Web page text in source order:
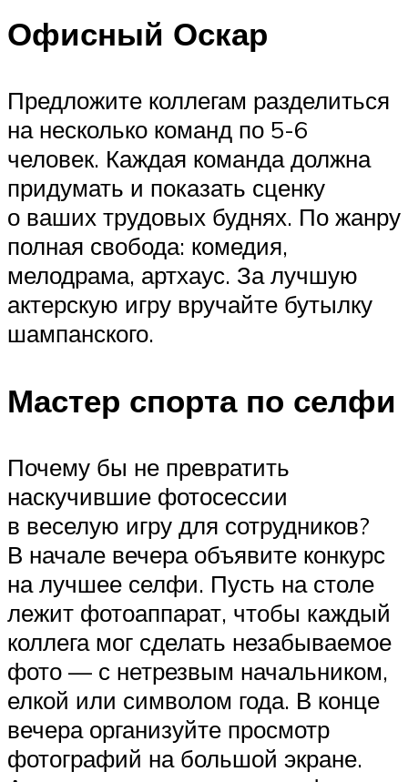
Офисный Оскар
Предложите коллегам разделиться
на несколько команд по 5-6
человек. Каждая команда должна
придумать и показать сценку
о ваших трудовых буднях. По жанру
полная свобода: комедия,
мелодрама, артхаус. За лучшую
актерскую игру вручайте бутылку
шампанского.
Мастер спорта по селфи
Почему бы не превратить
наскучившие фотосессии
в веселую игру для сотрудников?
В начале вечера объявите конкурс
на лучшее селфи. Пусть на столе
лежит фотоаппарат, чтобы каждый
коллега мог сделать незабываемое
фото — с нетрезвым начальником,
елкой или символом года. В конце
вечера организуйте просмотр
фотографий на большой экране.